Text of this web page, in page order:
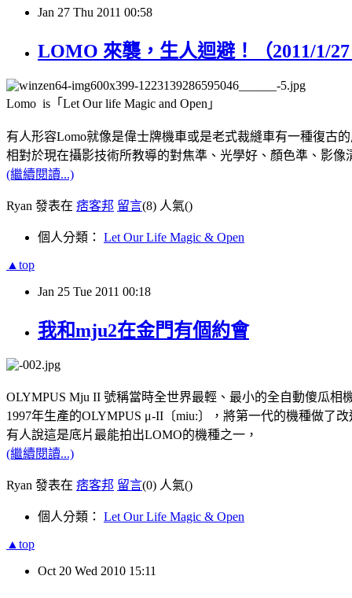
Jan 27 Thu 2011 00:58
LOMO 來襲，生人迴避！（2011/1/27
Lomo is「Let Our life Magic and Open」
有人形容Lomo就像是偉士牌機車或是老式裁縫車有一種復古的
相對於現在攝影技術所教導的對焦準、光學好、顏色準、影像
(繼續閱讀...)
Ryan 發表在 痞客邦 留言(8) 人氣()
個人分類： Let Our Life Magic & Open
▲top
Jan 25 Tue 2011 00:18
我和mju2在金門有個約會
OLYMPUS Mju II 號稱當時全世界最輕、最小的全自動傻瓜相
1997年生產的OLYMPUS μ-II〔miu:〕，將第一代的機種做了
有人說這是底片最能拍出LOMO的機種之一，
(繼續閱讀...)
Ryan 發表在 痞客邦 留言(0) 人氣()
個人分類： Let Our Life Magic & Open
▲top
Oct 20 Wed 2010 15:11